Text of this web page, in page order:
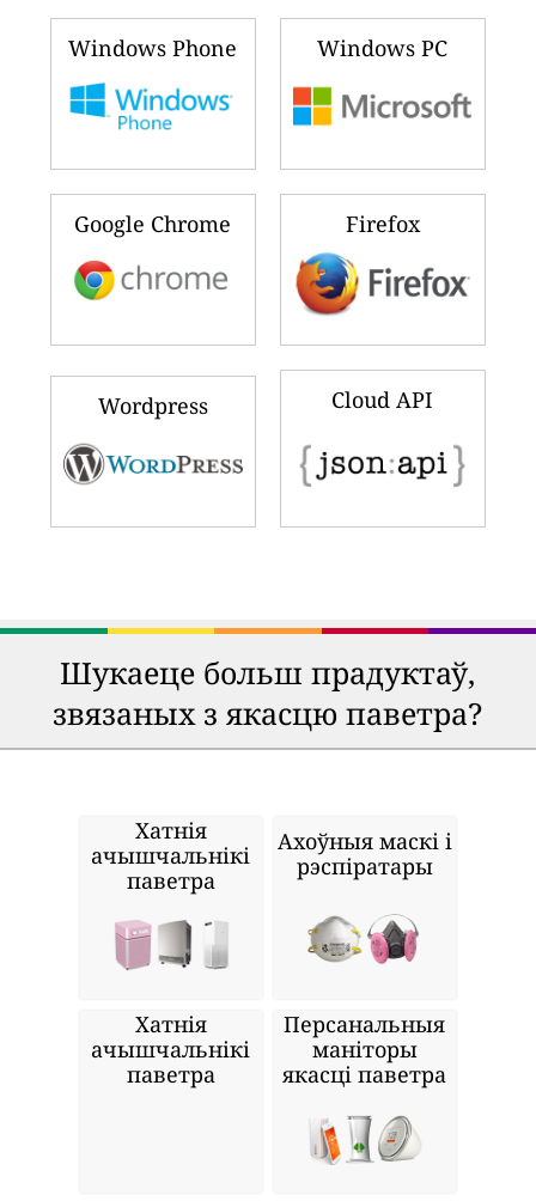
Windows Phone Windows PC
Google Chrome Firefox
Wordpress Cloud API
Шукаеце больш прадуктаў,
звязаных з якасцю паветра?
Хатнія
ачышчальнікі
паветра
Ахоўныя маскі і
рэспіратары
Хатнія
ачышчальнікі
паветра
Персанальныя
маніторы
якасці паветра